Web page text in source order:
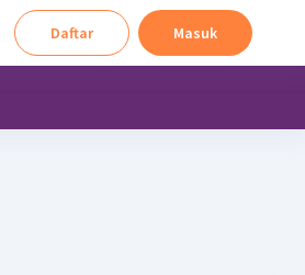
Daftar Masuk